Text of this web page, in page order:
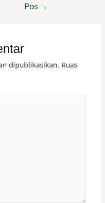
Pos →
dipublikasikan. Ruas